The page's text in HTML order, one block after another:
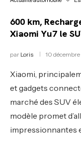
600 km,
Xiaomi Yu7 le
par Loris 10
Xiaomi,
et gadgets
marché des SUV
modèle promet
impressionnantes